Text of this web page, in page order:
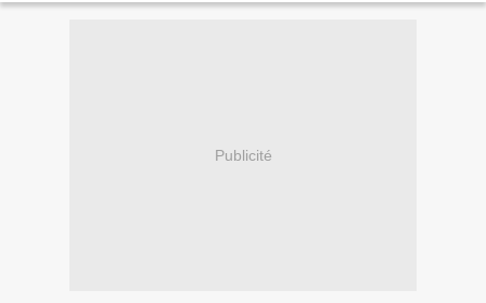
Publicité